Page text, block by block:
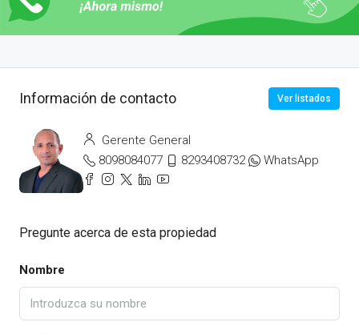
Información de contacto Ver listados
Gerente General
8098084077
8293408732 WhatsApp
Pregunte acerca de esta propiedad
Nombre